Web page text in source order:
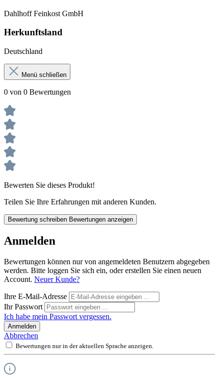
Dahlhoff Feinkost GmbH
Herkunftsland
Deutschland
Menü schließen
0 von 0 Bewertungen
Bewerten Sie dieses Produkt!
Teilen Sie Ihre Erfahrungen mit anderen Kunden.
Bewertung schreiben Bewertungen anzeigen
Anmelden
Bewertungen können nur von angemeldeten Benutzern abgegeben
werden. Bitte loggen Sie sich ein, oder erstellen Sie einen neuen
Account. Neuer Kunde?
Ihre E-Mail-Adresse
Ihr Passwort
Ich habe mein Passwort vergessen.
Anmelden
Abbrechen
Bewertungen nur in der aktuellen Sprache anzeigen.